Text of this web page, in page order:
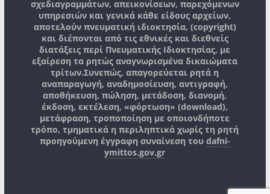
σχεδιαγραμμάτων, απεικονίσεων, παρεχόμενων
υπηρεσιών και γενικά κάθε είδους αρχείων,
αποτελούν πνευματική ιδιοκτησία, (copyright)
και διέπονται από τις εθνικές και διεθνείς
διατάξεις περί Πνευματικής Ιδιοκτησίας, με
εξαίρεση τα ρητώς αναγνωρισμένα δικαιώματα
τρίτων.Συνεπώς, απαγορεύεται ρητά η
αναπαραγωγή, αναδημοσίευση, αντιγραφή,
αποθήκευση, πώληση, μετάδοση, διανομή,
έκδοση, εκτέλεση, «φόρτωση» (download),
μετάφραση, τροποποίηση με οποιονδήποτε
τρόπο, τμηματικά η περιληπτικά χωρίς τη ρητή
προηγούμενη έγγραφη συναίνεση του dafni-
ymittos.gov.gr